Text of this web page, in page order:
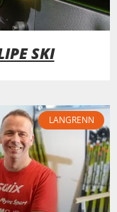
SKI
LANGRENN